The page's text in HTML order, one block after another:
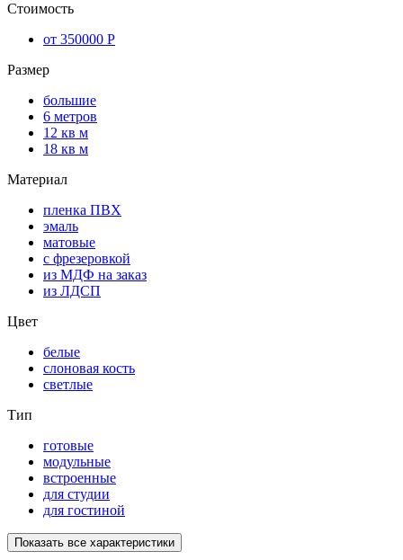
Стоимость
от 350000 Р
Размер
большие
6 метров
12 кв м
18 кв м
Материал
пленка ПВХ
эмаль
матовые
с фрезеровкой
из МДФ на заказ
из ЛДСП
Цвет
белые
слоновая кость
светлые
Тип
готовые
модульные
встроенные
для студии
для гостиной
Показать все характеристики